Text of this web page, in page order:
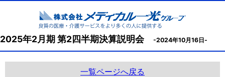
2025年2月期 第2四半期決算説明会 -2024年10月16日-
一覧ページへ戻る